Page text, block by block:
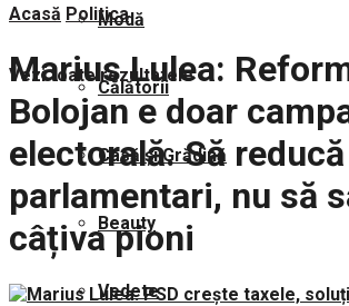
Modă
Călătorii
Casă și Grădină
Beauty
Vedete
Vezi toate rezultatele
Acasă Politica
Marius Lulea:
Bolojan e doar
electorală. Să
parlamentari, nu să
câțiva pioni